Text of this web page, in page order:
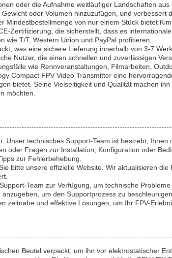
oder die Aufnahme weitläufiger Landschaften
oder Volumen hinzuzufügen, und verbessert
von nur einem Stück bietet
Zertifizierung, die sicherstellt, dass es
T/T, Western Union und PayPal profitieren.
was eine sichere Lieferung innerhalb von 3-7
Nutzer, die einen schnellen und zuverlässigen
wie Rennveranstaltungen, Filmarbeiten,
Compact FPV Video Transmitter eine
bietet. Seine Vielseitigkeit und Qualität machen
möchten.
Unser technisches Support-Team ist bestrebt,
oder Fragen zur Installation, Konfiguration oder
zur Fehlerbehebung.
bitte unsere offizielle Website. Wir aktualisieren
Team zur Verfügung, um technische
um den Supportprozess zu beschleunigen.
zeitnahe und effektive Lösungen, um Ihr FPV-
Beutel verpackt, um ihn vor elektrostatischer